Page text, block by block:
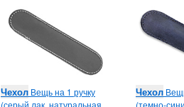
Чехол Вещь на 1 ручку
(серый лак, натуральная
Чехол
(темно-